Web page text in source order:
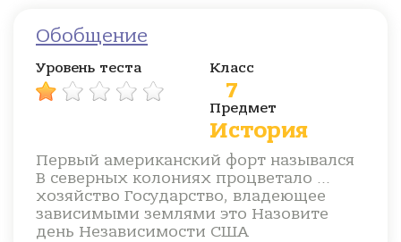
Обобщение
Уровень теста Класс
7
Предмет
История
Первый американский форт назывался
В северных колониях процветало ...
хозяйство Государство, владеющее
зависимыми землями это Назовите
день Независимости США